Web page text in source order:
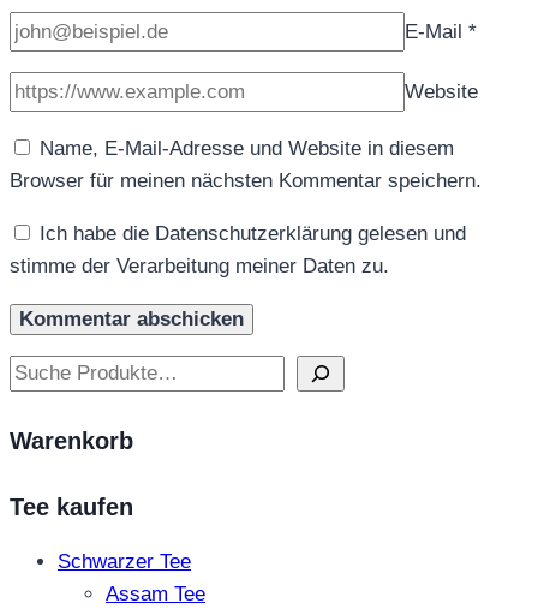
E-Mail *
Website
Name, E-Mail-Adresse und Website in diesem
Browser für meinen nächsten Kommentar speichern.
Ich habe die Datenschutzerklärung gelesen und
stimme der Verarbeitung meiner Daten zu.
Suchen
Warenkorb
Tee kaufen
Schwarzer Tee
Assam Tee